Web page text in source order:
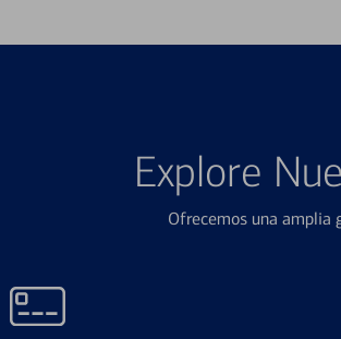
Explore
Ofrecemos una amplia